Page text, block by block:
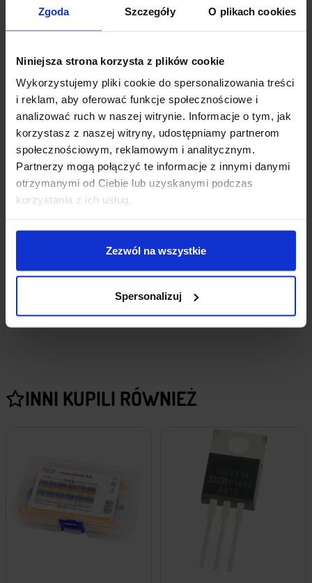
Zgoda Szczegóły O plikach cookies
Niniejsza strona korzysta z plików cookie
Wykorzystujemy pliki cookie do spersonalizowania treści
i reklam, aby oferować funkcje społecznościowe i
analizować ruch w naszej witrynie. Informacje o tym, jak
korzystasz z naszej witryny, udostępniamy partnerom
społecznościowym, reklamowym i analitycznym.
Partnerzy mogą połączyć te informacje z innymi danymi
otrzymanymi od Ciebie lub uzyskanymi podczas
korzystania z ich usług.
Zezwól na wszystkie
Spersonalizuj
6×6 x 6 mm – 20 sztuk
6×6 x 8 mm – 20 sztuk
6×6 x 9,5 mm – 20 sztuk
6×6 x 11 mm – 20 sztuk
6×6 x 12 mm – 15 sztuk
6×6 x 13 mm – 15 sztuk
7×7 x 14 mm – 10 sztuk(bistabilny)
Tolerancja ilościowa +/- 5%
OPINIE
INNI KUPILI RÓWNIEŻ